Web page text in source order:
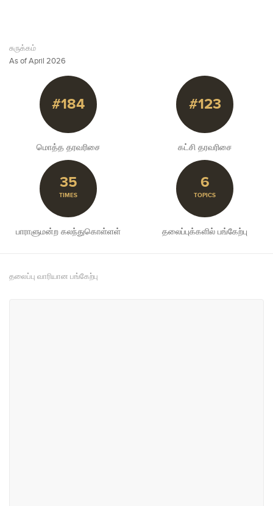
சுருக்கம்
As of April 2026
#184
மொத்த தரவரிசை
#123
கட்சி தரவரிசை
35
TIMES
பாராளுமன்ற கலந்துகொள்ளள்
6
TOPICS
தலைப்புக்களில் பங்கேற்பு
தலைப்பு வாரியான பங்கேற்பு